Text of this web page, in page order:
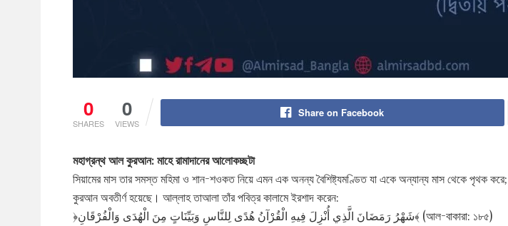
0
SHARES
0
VIEWS
Share on Facebook
মহাগ্রন্থ আল কুরআন: মাহে রামাদানের আলোকচ্ছটা
সিয়ামের মাস তার সমস্ত মহিমা ও শান-শওকত নিয়ে এমন এক অনন্য বৈশিষ্ট্যমণ্ডিত যা একে অন্যান্য মাস থেকে পৃথক
কুরআন অবতীর্ণ হয়েছে। আল্লাহ তাআলা তাঁর পবিত্র কালামে ইরশাদ করেন:
﴿شَهْرُ رَمَضَانَ الَّذِي أُنْزِلَ فِيهِ الْقُرْآنُ هُدًى لِلنَّاسِ وَبَيِّنَاتٍ مِنَ الْهُدَى وَالْفُرْقَانِ﴾ (আল-বাকারা: ১৮৫)